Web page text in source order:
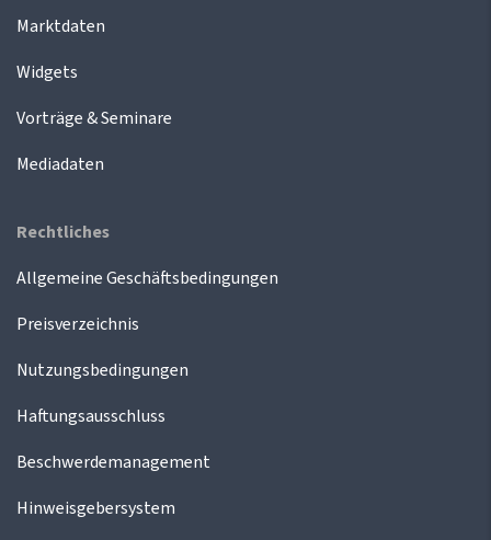
Marktdaten
Widgets
Vorträge & Seminare
Mediadaten
Rechtliches
Allgemeine Geschäftsbedingungen
Preisverzeichnis
Nutzungsbedingungen
Haftungsausschluss
Beschwerdemanagement
Hinweisgebersystem